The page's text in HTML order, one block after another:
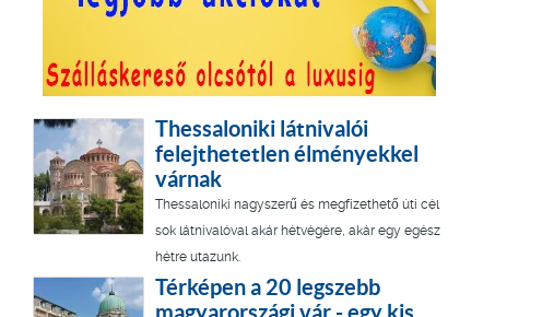
Thessaloniki látnivalói
felejthetetlen élményekkel
várnak
Thessaloniki nagyszerű és megfizethető úti cél
sok látnivalóval akár hétvégére, akár egy egész
hétre utazunk.
Térképen a 20 legszebb